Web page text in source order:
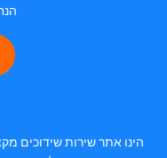
הינו אתר שירות שידוכים